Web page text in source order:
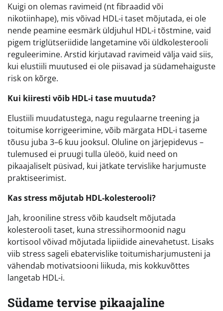
Kuigi on olemas ravimeid (nt fibraadid või
nikotiinhape), mis võivad HDL-i taset mõjutada, ei ole
nende peamine eesmärk üldjuhul HDL-i tõstmine, vaid
pigem triglütseriidide langetamine või üldkolesterooli
reguleerimine. Arstid kirjutavad ravimeid välja vaid siis,
kui elustiili muutused ei ole piisavad ja südamehaiguste
risk on kõrge.
Kui kiiresti võib HDL-i tase muutuda?
Elustiili muudatustega, nagu regulaarne treening ja
toitumise korrigeerimine, võib märgata HDL-i taseme
tõusu juba 3–6 kuu jooksul. Oluline on järjepidevus –
tulemused ei pruugi tulla üleöö, kuid need on
pikaajaliselt püsivad, kui jätkate tervislike harjumuste
praktiseerimist.
Kas stress mõjutab HDL-kolesterooli?
Jah, krooniline stress võib kaudselt mõjutada
kolesterooli taset, kuna stressihormoonid nagu
kortisool võivad mõjutada lipiidide ainevahetust. Lisaks
viib stress sageli ebatervislike toitumisharjumusteni ja
vähendab motivatsiooni liikuda, mis kokkuvõttes
langetab HDL-i.
Südame tervise pikaajaline